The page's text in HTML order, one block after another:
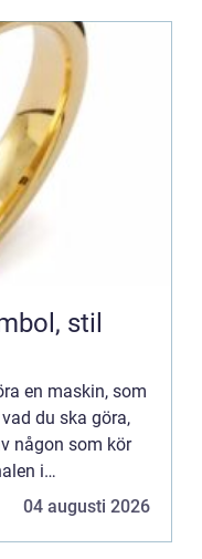
en maskin, som
du ska göra,
någon som kör
i
på el-
04 augusti 2026